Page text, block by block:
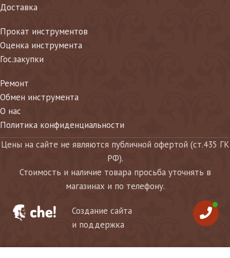
Доставка
Прокат инструментов
Оценка инструмента
Гос.закупки
Ремонт
Обмен инструмента
О нас
Политика конфиденциальности
Цены на сайте не являются публичной офертой (ст.435 ГК
РФ).
Стоимость и наличие товара просьба уточнять в
магазинах и по телефону.
Создание сайта
и поддержка